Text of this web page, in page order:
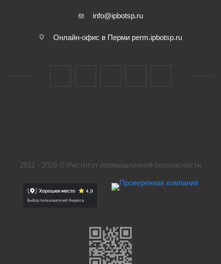
info@ipbotsp.ru
Онлайн-офис в Перми perm.ipbotsp.ru
2011 - 2026 © Институт промышленной безопасности